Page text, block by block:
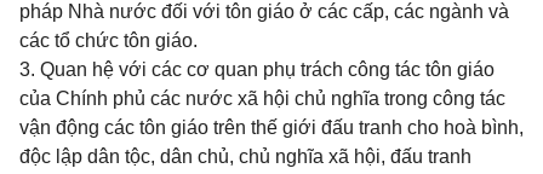
pháp Nhà nước đối với tôn giáo ở các cấp, các ngành và
các tổ chức tôn giáo.
3. Quan hệ với các cơ quan phụ trách công tác tôn giáo
của Chính phủ các nước xã hội chủ nghĩa trong công tác
vận động các tôn giáo trên thế giới đấu tranh cho hoà bình,
độc lập dân tộc, dân chủ, chủ nghĩa xã hội, đấu tranh